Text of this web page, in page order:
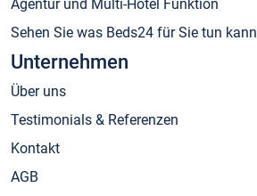
Agentur und Multi-Hotel Funktion
Sehen Sie was Beds24 für Sie tun kann
Unternehmen
Über uns
Testimonials & Referenzen
Kontakt
AGB